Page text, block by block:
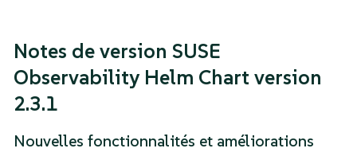
Notes de version SUSE
Observability Helm Chart version
2.3.1
Nouvelles fonctionnalités et améliorations